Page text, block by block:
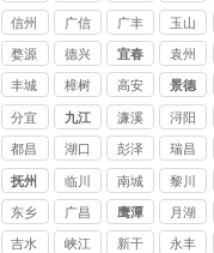
信州 广信 广丰 玉山
婺源 德兴 宜春 袁州
丰城 樟树 高安
景德
镇
分宜 九江 濂溪 浔阳
都昌 湖口 彭泽 瑞昌
抚州 临川 南城 黎川
东乡 广昌 鹰潭 月湖
吉水 峡江 新干 永丰